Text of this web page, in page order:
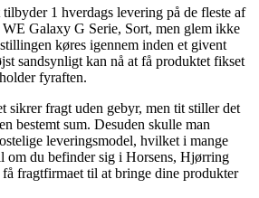
1 hverdags levering på de fleste af
WE Galaxy G Serie, Sort, men glem ikke
køres igennem inden et givent
sandsynligt kan nå at få produktet fikset
fyraften.
sikrer fragt uden gebyr, men tit stiller det
bestemt sum. Desuden skulle man
leveringsmodel, hvilket i mange
om du befinder sig i Horsens, Hjørring
fragtfirmaet til at bringe dine produkter